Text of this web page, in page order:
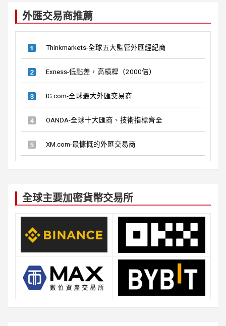
外匯交易商推薦
Thinkmarkets-全球五大監管外匯經紀商
Exness-低點差，高槓桿（2000倍）
IG.com-全球最大外匯交易商
OANDA-全球十大匯商、技術指標齊全
XM.com-最慷慨的外匯交易商
全球主要加密貨幣交易所